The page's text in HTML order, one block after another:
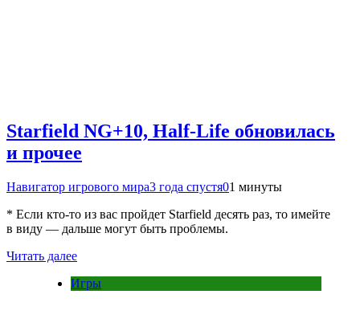
Starfield NG+10, Half-Life обновилась
и прочее
Навигатор игрового мира3 года спустя01 минуты
* Если кто-то из вас пройдет Starfield десять раз, то имейте
в виду — дальше могут быть проблемы.
Читать далее
Игры